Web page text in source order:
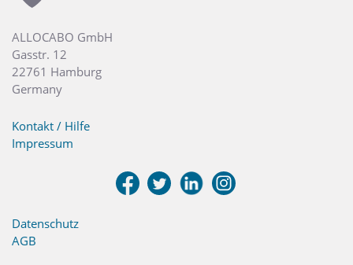
ALLOCABO GmbH
Gasstr. 12
22761 Hamburg
Germany
Kontakt / Hilfe
Impressum
Datenschutz
AGB